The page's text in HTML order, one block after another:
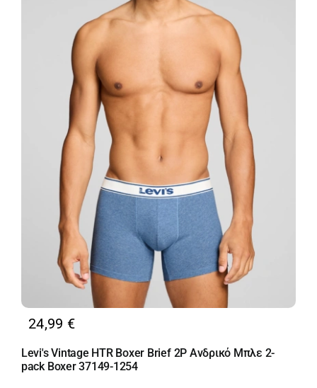
24,99 €
Levi's Vintage HTR Boxer Brief 2P Ανδρικό Μπλε 2-
pack Boxer 37149-1254